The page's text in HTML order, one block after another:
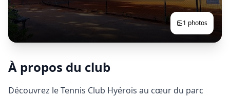
1 photos
À propos du club
Découvrez le Tennis Club Hyérois au cœur du parc